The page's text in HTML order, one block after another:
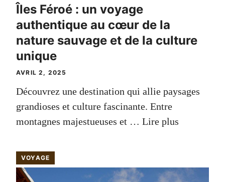
Îles Féroé : un voyage
authentique au cœur de la
nature sauvage et de la culture
unique
AVRIL 2, 2025
Découvrez une destination qui allie paysages
grandioses et culture fascinante. Entre
montagnes majestueuses et … Lire plus
VOYAGE